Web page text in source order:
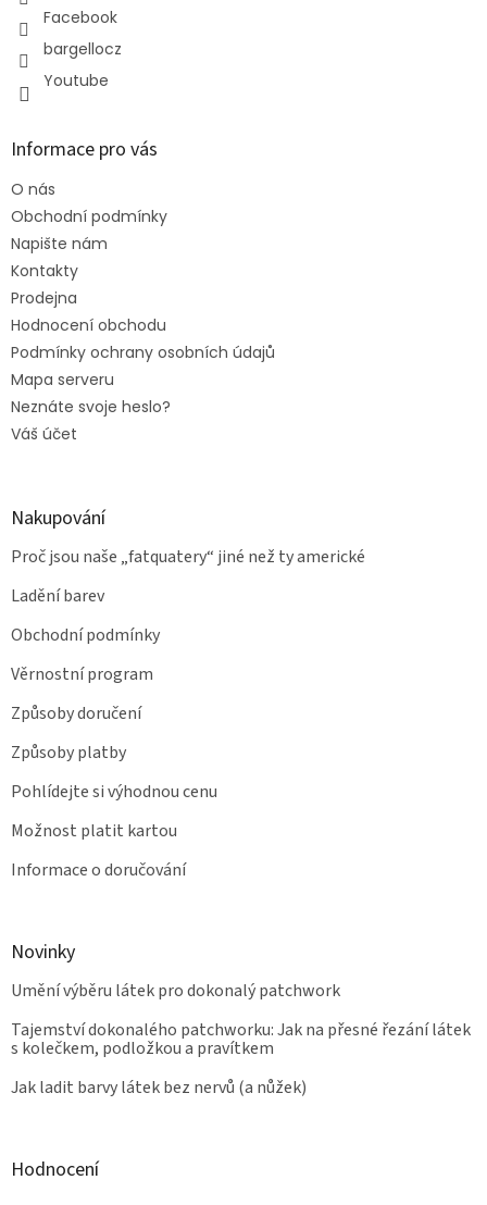
Facebook
bargellocz
Youtube
Informace pro vás
O nás
Obchodní podmínky
Napište nám
Kontakty
Prodejna
Hodnocení obchodu
Podmínky ochrany osobních údajů
Mapa serveru
Neznáte svoje heslo?
Váš účet
Nakupování
Proč jsou naše „fatquatery“ jiné než ty americké
Ladění barev
Obchodní podmínky
Věrnostní program
Způsoby doručení
Způsoby platby
Pohlídejte si výhodnou cenu
Možnost platit kartou
Informace o doručování
Novinky
Umění výběru látek pro dokonalý patchwork
Tajemství dokonalého patchworku: Jak na přesné řezání látek
s kolečkem, podložkou a pravítkem
Jak ladit barvy látek bez nervů (a nůžek)
Hodnocení